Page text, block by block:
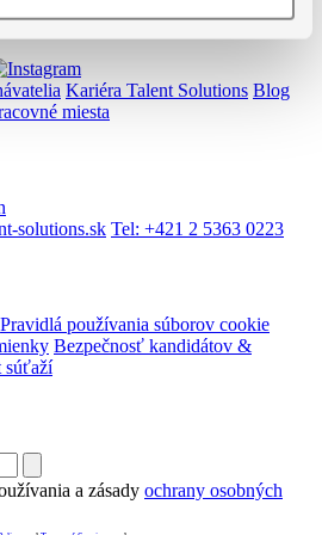
Kariéra Talent Solutions Blog
miesta
solutions.sk Tel: +421 2 5363 0223
Pravidlá používania súborov cookie
Bezpečnosť kandidátov &
súťaží
a zásady ochrany osobných